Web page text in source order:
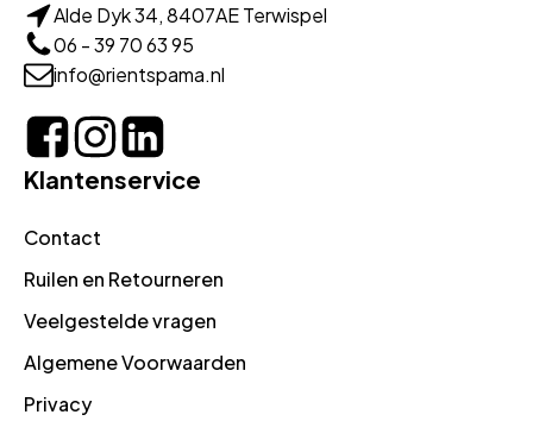
Alde Dyk 34, 8407AE Terwispel
06 - 39 70 63 95
info@rientspama.nl
Klantenservice
Contact
Ruilen en Retourneren
Veelgestelde vragen
Algemene Voorwaarden
Privacy